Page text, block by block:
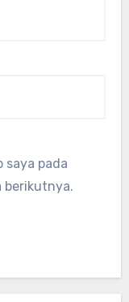
saya pada
berikutnya.